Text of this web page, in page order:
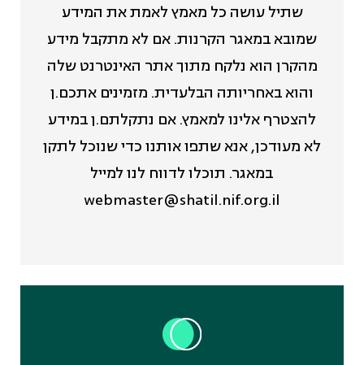
שתיל עושה כל מאמץ לאמת את המידע
שמובא במאגר הקרנות. אם לא מתקבל מידע
מהקרן הוא נלקח מתוך אתר האינטרנט שלה
והוא באחריותה הבלעדית. מזמינים אתכם.ן
להצטרף אלינו למאמץ. אם נתקלתם.ן במידע
לא מעודכן, אנא שתפו אותנו כדי שנוכל לתקן
במאגר. תוכלו לדווח לנו למייל
webmaster@shatil.nif.org.il